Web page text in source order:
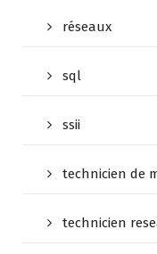
réseaux
sql
ssii
technicien de
technicien